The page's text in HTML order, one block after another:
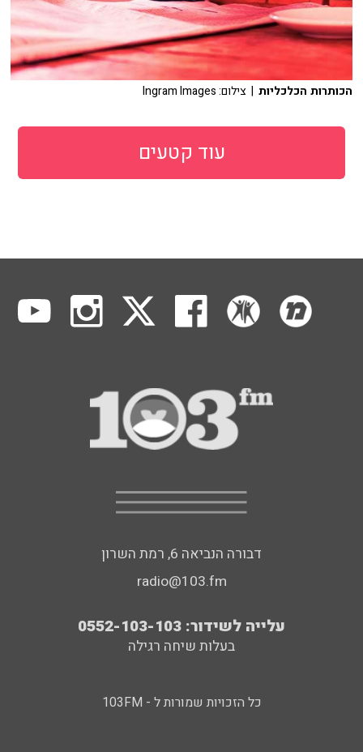
הכותרות הכלכליות | צילום: Ingram Images
עוד קטעים
דבורה הנביאה 6, רמת השרון
radio@103.fm
עלייה לשידור: 0552-103-103
בעלות שיחה רגילה
כל הזכויות שמורות ל - 103FM